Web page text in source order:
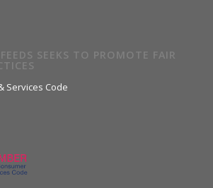
SEEKS TO PROMOTE FAIR
Services Code